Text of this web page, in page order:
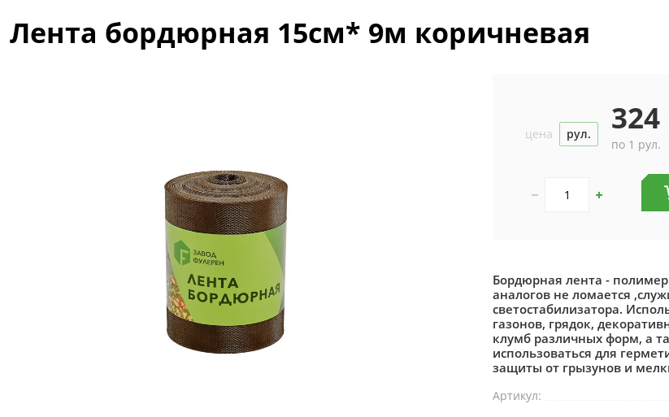
Лента бордюрная 15см* 9м коричневая
цена рул. 324
по 1 рул.
Бордюрная лента -
аналогов не ломается
светостабилизатора.
газонов, грядок,
клумб различных форм, а
использоваться для
защиты от грызунов и
Артикул: